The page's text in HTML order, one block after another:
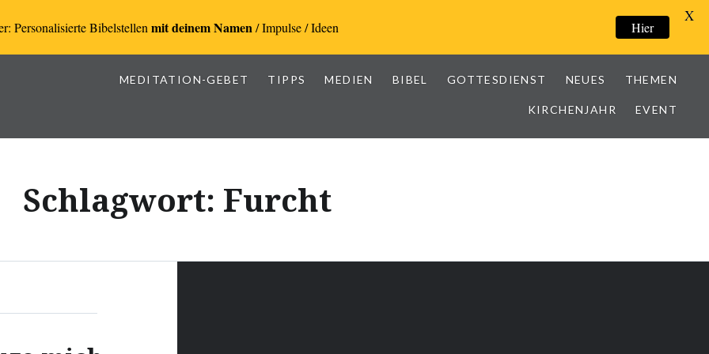
MEDITATION-GEBET TIPPS MEDIEN BIBEL GOTTESDIENST NEUES THEMEN
KIRCHENJAHR EVENT
Schlagwort: Furcht
Personalisierte Bibelstellen mit deinem Namen/ Impulse / Ideen Hier
X